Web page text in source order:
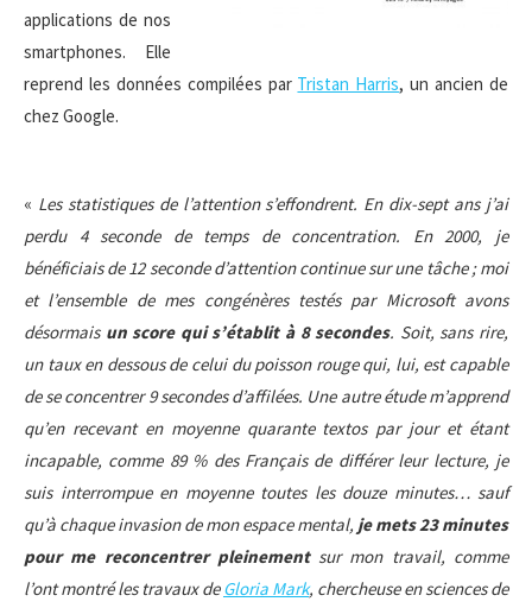
applications de nos
smartphones. Elle
reprend les données compilées par Tristan Harris, un ancien de
chez Google.
« Les statistiques de l’attention s’effondrent. En dix-sept ans j’ai
perdu 4 seconde de temps de concentration. En 2000, je
bénéficiais de 12 seconde d’attention continue sur une tâche ; moi
et l’ensemble de mes congénères testés par Microsoft avons
désormais un score qui s’établit à 8 secondes. Soit, sans rire,
un taux en dessous de celui du poisson rouge qui, lui, est capable
de se concentrer 9 secondes d’affilées. Une autre étude m’apprend
qu’en recevant en moyenne quarante textos par jour et étant
incapable, comme 89 % des Français de différer leur lecture, je
suis interrompue en moyenne toutes les douze minutes… sauf
qu’à chaque invasion de mon espace mental, je mets 23 minutes
pour me reconcentrer pleinementsur mon travail, comme
l’ont montré les travaux deGloria Mark, chercheuse en sciences de